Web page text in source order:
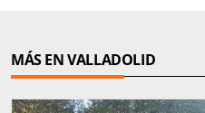
MÁS EN VALLADOLID